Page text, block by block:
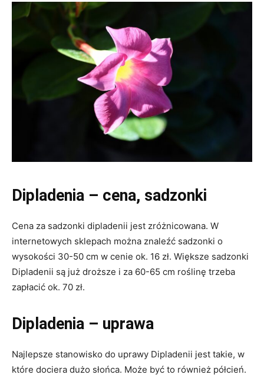
Dipladenia – cena, sadzonki
Cena za sadzonki dipladenii jest zróżnicowana. W
internetowych sklepach można znaleźć sadzonki o
wysokości 30-50 cm w cenie ok. 16 zł. Większe sadzonki
Dipladenii są już droższe i za 60-65 cm roślinę trzeba
zapłacić ok. 70 zł.
Dipladenia – uprawa
Najlepsze stanowisko do uprawy Dipladenii jest takie, w
które dociera dużo słońca. Może być to również półcień.